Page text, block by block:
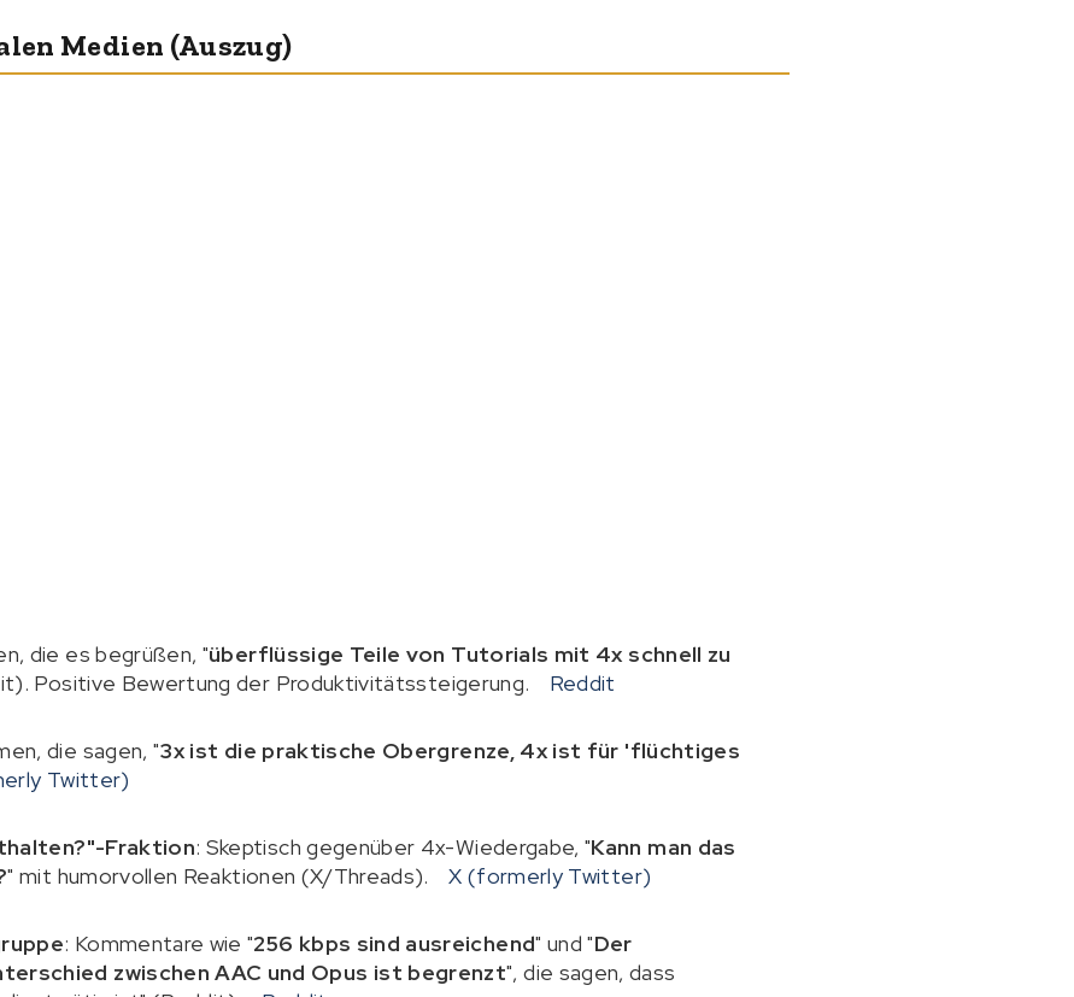
Medien (Auszug)
die es begrüßen, "überflüssige Teile von Tutorials mit 4x schnell zu
Positive Bewertung der Produktivitätssteigerung. Reddit
die sagen, "3x ist die praktische Obergrenze, 4x ist für 'flüchtiges
Twitter)
Fraktion: Skeptisch gegenüber 4x-Wiedergabe, "Kann man das
" mit humorvollen Reaktionen (X/Threads). X (formerly Twitter)
: Kommentare wie "256 kbps sind ausreichend" und "Der
zwischen AAC und Opus ist begrenzt", die sagen, dass